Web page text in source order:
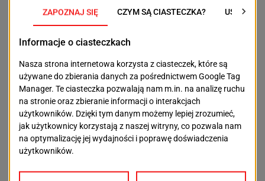
OSTATNIE ARTYKUŁY
Aktualności
Więcej drzew, rabat i kwiatów. Plac Orła Białego
będzie bardziej zielony
2026-08-09
Aktualności
Podrobione dokumenty i setki tysięcy złotych. 31-
2026-08-08